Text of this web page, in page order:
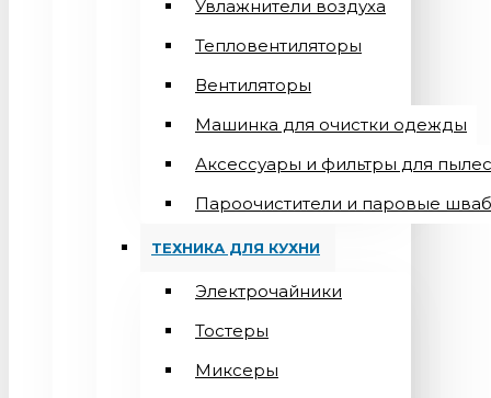
Увлажнители воздуха
Тепловентиляторы
Вентиляторы
Машинка для очистки одежды
Аксессуары и фильтры для
Пароочистители и паровые
ТЕХНИКА ДЛЯ КУХНИ
Электрочайники
Тостеры
Миксеры